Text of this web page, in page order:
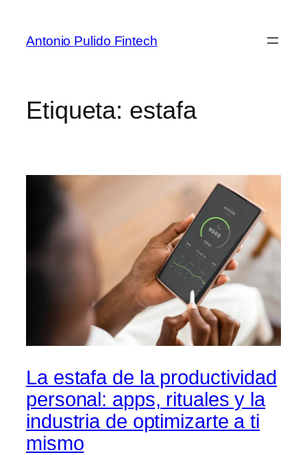
Antonio Pulido Fintech
Etiqueta: estafa
La estafa de la productividad
personal: apps, rituales y la
industria de optimizarte a ti
mismo